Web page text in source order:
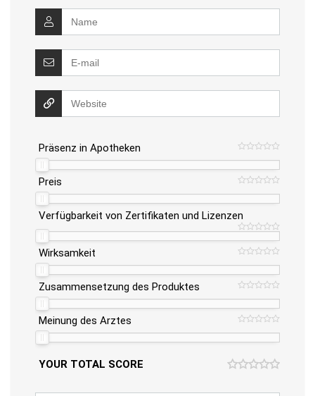
Präsenz in Apotheken
Preis
Verfügbarkeit von Zertifikaten und Lizenzen
Wirksamkeit
Zusammensetzung des Produktes
Meinung des Arztes
YOUR TOTAL SCORE